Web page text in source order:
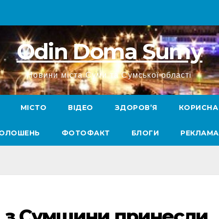
Odin Doma Sumy
Новини міста Суми та Сумської області
МІСТО ВІДЕО ЗДОРОВ’Я КОРИСНА
ФОТОФАКТ БЛОГИ РЕКЛАМА